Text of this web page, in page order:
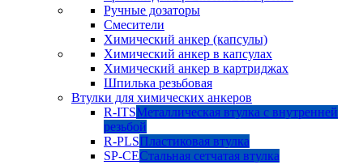
Ручные дозаторы
Смесители
Химический анкер (капсулы)
Химический анкер в капсулах
Химический анкер в картриджах
Шпилька резьбовая
Втулки для химических анкеров
R-ITSМеталлическая втулка с внутренней
резьбой
R-PLSПластиковая втулка
SP-CEСтальная сетчатая втулка